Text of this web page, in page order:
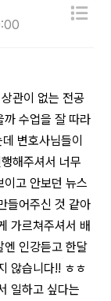
관이 없는 전공
까 수업을 잘 따라
변호사님들이
해주셔서 너무
이고 안보던 뉴스
들어주신 것 같아
가르쳐주셔서 배
엔 인강듣고 한달
않습니다!! ㅎㅎ
일하고 싶다는